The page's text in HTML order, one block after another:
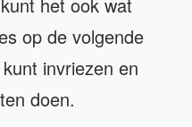
het ook wat
op de volgende
invriezen en
doen.